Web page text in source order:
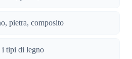
pietra, composito
i tipi di legno